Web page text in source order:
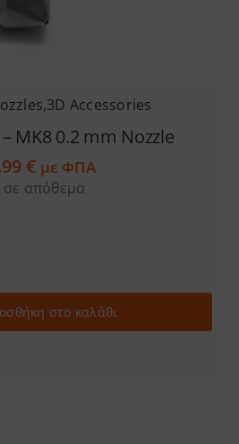
,3D Accessories
MK8 0.2 mm Nozzle
€ με ΦΠΑ
σε απόθεμα
στο καλάθι